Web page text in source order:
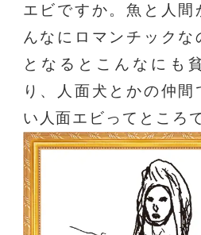
エビですか。魚と人間
んなにロマンチックな
となるとこんなにも
り、人面犬とかの仲
い人面エビってところ